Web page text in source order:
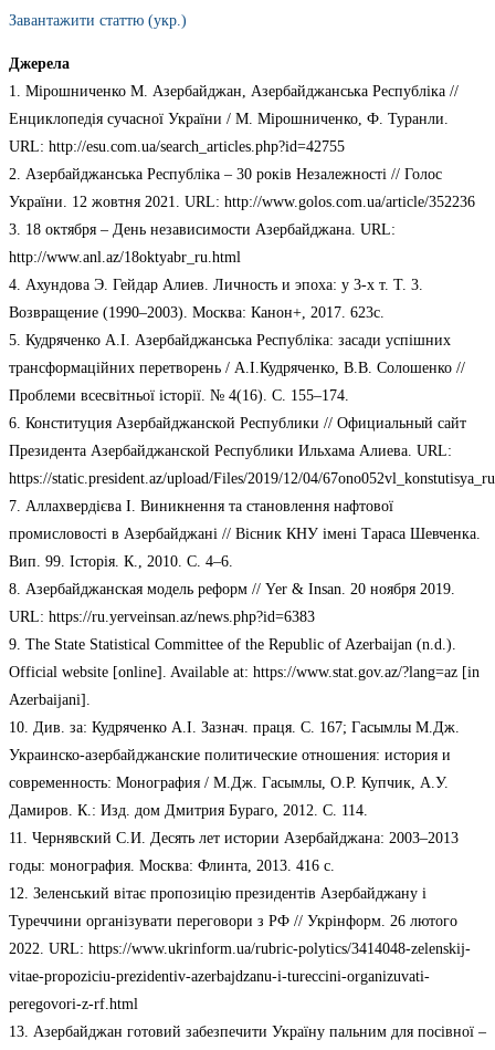
Завантажити статтю (укр.)
Джерела
1. Мірошниченко М. Азербайджан, Азербайджанська Республіка //
Енциклопедія сучасної України / М. Мірошниченко, Ф. Туранли.
URL: http://esu.com.ua/search_articles.php?id=42755
2. Азербайджанська Республіка – 30 років Незалежності // Голос
України. 12 жовтня 2021. URL: http://www.golos.com.ua/article/352236
3. 18 октября – День независимости Азербайджана. URL:
http://www.anl.az/18oktyabr_ru.html
4. Ахундова Э. Гейдар Алиев. Личность и эпоха: у 3-х т. Т. 3.
Возвращение (1990–2003). Москва: Канон+, 2017. 623с.
5. Кудряченко А.І. Азербайджанська Республіка: засади успішних
трансформаційних перетворень / А.І.Кудряченко, В.В. Солошенко //
Проблеми всесвітньої історії. № 4(16). C. 155–174.
6. Конституция Азербайджанской Республики // Официальный сайт
Президента Азербайджанской Республики Ильхама Алиева. URL:
https://static.president.az/upload/Files/2019/12/04/
7. Аллахвердієва І. Виникнення та становлення нафтової
промисловості в Азербайджані // Вісник КНУ імені Тараса Шевченка.
Вип. 99. Історія. К., 2010. С. 4–6.
8. Азербайджанская модель реформ // Yer & Insan. 20 ноября 2019.
URL: https://ru.yerveinsan.az/news.php?id=6383
9. The State Statistical Committee of the Republic of Azerbaijan (n.d.).
Official website [online]. Available at: https://www.stat.gov.az/?lang=az [in
Azerbaijani].
10. Див. за: Кудряченко А.І. Зазнач. праця. С. 167; Гасымлы М.Дж.
Украинско-азербайджанские политические отношения: история и
современность: Монография / М.Дж. Гасымлы, О.Р. Купчик, А.У.
Дамиров. К.: Изд. дом Дмитрия Бураго, 2012. С. 114.
11. Чернявский С.И. Десять лет истории Азербайджана: 2003–2013
годы: монография. Москва: Флинта, 2013. 416 с.
12. Зеленський вітає пропозицію президентів Азербайджану і
Туреччини організувати переговори з РФ // Укрінформ. 26 лютого
2022. URL: https://www.ukrinform.ua/rubric-polytics/3414048-zelenskij-
vitae-propoziciu-prezidentiv-azerbajdzanu-i-tureccini-organizuvati-
peregovori-z-rf.html
13. Азербайджан готовий забезпечити Україну пальним для посівної –